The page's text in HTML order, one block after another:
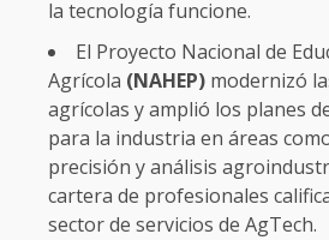
la tecnología funcione.
El Proyecto Nacional de
Agrícola (NAHEP) modernizó
agrícolas y amplió los planes
para la industria en áreas
precisión y análisis
cartera de profesionales
sector de servicios de AgTech.